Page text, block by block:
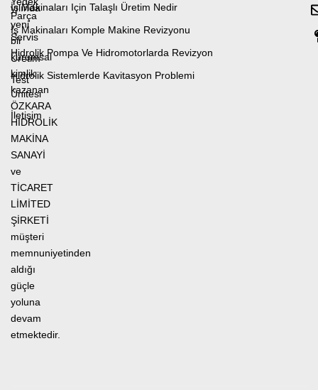
yılında
yeni
bir
kurumsal
kimlik
kazanan
ÖZKARA
HİDROLİK
MAKİNA
SANAYİ
ve
TİCARET
LİMİTED
ŞİRKETİ
müşteri
memnuniyetinden
aldığı
güçle
yoluna
devam
etmektedir.
Parça
Servis
Üretim
Test
Ünitesi
İletişim
İş Makinaları Için Talaşlı Üretim Nedir
İş Makinaları Komple Makine Revizyonu
Hidrolik Pompa Ve Hidromotorlarda Revizyon
Hidrolik Sistemlerde Kavitasyon Problemi